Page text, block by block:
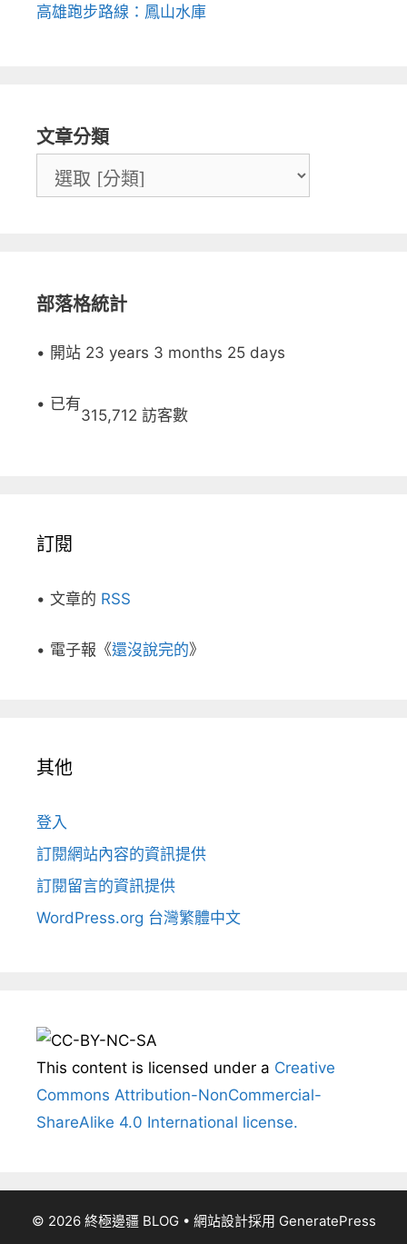
高雄跑步路線：鳳山水庫
文章分類
部落格統計
• 開站 23 years 3 months 25 days
• 已有
315,712 訪客數
訂閱
• 文章的 RSS
• 電子報《還沒說完的》
其他
登入
訂閱網站內容的資訊提供
訂閱留言的資訊提供
WordPress.org 台灣繁體中文
This content is licensed under a Creative
Commons Attribution-NonCommercial-
ShareAlike 4.0 International license.
© 2026 終極邊疆 BLOG• 網站設計採用 GeneratePress